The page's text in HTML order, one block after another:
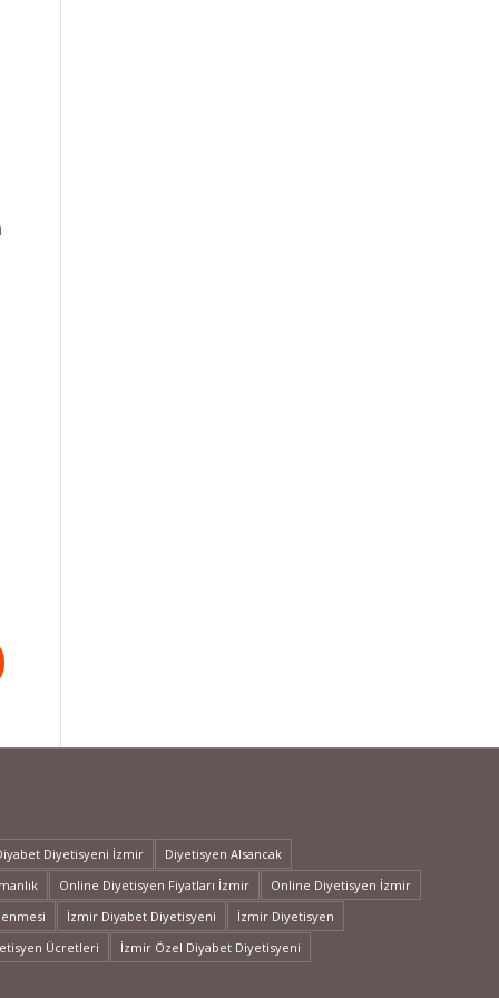
Diyetisyeni İzmir
Diyetisyen Alsancak
Online Diyetisyen Fiyatları İzmir
Online Diyetisyen İzmir
İzmir Diyabet Diyetisyeni
İzmir Diyetisyen
Ücretleri
İzmir Özel Diyabet Diyetisyeni